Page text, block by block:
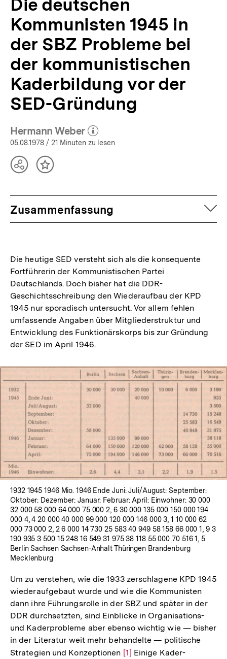
31/1978
bpb.de
Die deutschen
Kommunisten 1945 in
der SBZ Probleme bei
der kommunistischen
Kaderbildung vor der
SED-Gründung
Hermann Weber
(Mehr zum Autor)
öffnen
05.08.1978 / 21 Minuten zu lesen
TeilenInhalt
Zusammenfassung
Die heutige SED versteht sich als die konsequente
Fortführerin der Kommunistischen Partei
Deutschlands. Doch bisher hat die DDR-
Geschichtsschreibung den Wiederaufbau der KPD
1945 nur sporadisch untersucht. Vor allem fehlen
umfassende Angaben über Mitgliederstruktur und
Entwicklung des Funktionärskorps bis zur Gründung
der SED im April 1946.
Lightbox
öffnen
1932 1945 1946 Mio. 1946 Ende Juni: Juli/August: September:
Oktober: Dezember: Januar: Februar: April: Einwohner: 30 000
32 000 58 000 64 000 75 000 2, 6 30 000 135 000 150 000 194
000 4, 4 20 000 40 000 99 000 120 000 146 000 3, 1 10 000 62
000 73 000 2, 2 6 000 14 730 25 583 40 949 58 158 66 000 1, 9 3
190 935 3 500 15 248 16 549 31 975 38 118 55 000 70 516 1, 5
Berlin Sachsen Sachsen-Anhalt Thüringen Brandenburg
Mecklenburg
Um zu verstehen, wie die 1933 zerschlagene KPD 1945
wiederaufgebaut wurde und wie die Kommunisten
dann ihre Führungsrolle in der SBZ und später in der
DDR durchsetzten, sind Einblicke in Organisations-
und Kaderprobleme aber ebenso wichtig wie — bisher
in der Literatur weit mehr behandelte — politische
Strategien und Konzeptionen Zur
[1] Einige Kader-